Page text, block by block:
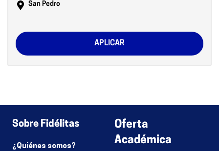
San Pedro
APLICAR
Sobre Fidélitas
¿Quiénes somos?
Oferta
Académica